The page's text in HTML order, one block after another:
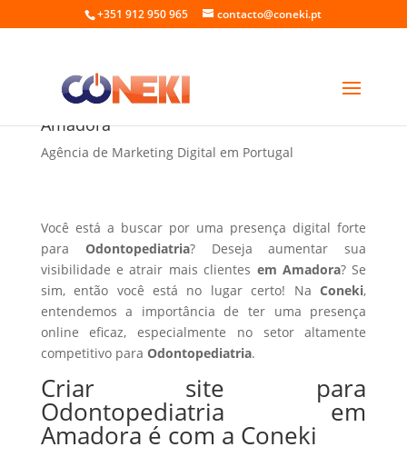
+351 912 950 965 contacto@coneki.pt
Criar site para Odontopediatria em
Amadora
Agência de Marketing Digital em Portugal
Você está a buscar por uma presença digital forte
para Odontopediatria? Deseja aumentar sua
visibilidade e atrair mais clientes em Amadora? Se
sim, então você está no lugar certo! NaConeki,
entendemos a importância de ter uma presença
online eficaz, especialmente no setor altamente
competitivo para Odontopediatria.
Criar site para
Odontopediatria em
Amadora é com a Coneki